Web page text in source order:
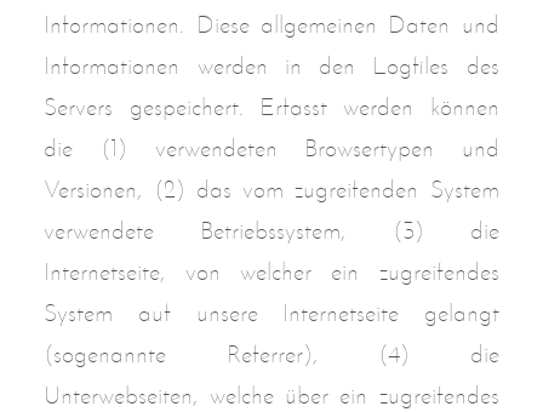
Informationen. Diese allgemeinen Daten und
Informationen werden in den Logfiles des
Servers gespeichert. Erfasst werden können
die (1) verwendeten Browsertypen und
Versionen, (2) das vom zugreifenden System
verwendete Betriebssystem, (3) die
Internetseite, von welcher ein zugreifendes
System auf unsere Internetseite gelangt
(sogenannte Referrer), (4) die
Unterwebseiten, welche über ein zugreifendes